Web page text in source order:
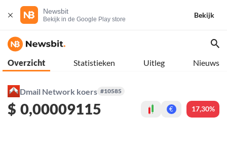
Newsbit
Bekijk in de Google Play store
Bekijk
Overzicht Statistieken Uitleg Nieuws
Dmail Network koers #10585
$ 0,00009115 € 17,30%